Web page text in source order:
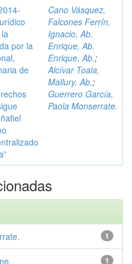
por la
de
Cano Vásquez,
Falcones Ferrín,
Ignacio, Ab.
Enrique, Ab.
Enrique, Ab.;
Alcívar Toala,
Mallury, Ab.;
Guerrero García,
Paola Monserrate.
1
1